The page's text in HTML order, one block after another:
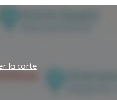
la carte